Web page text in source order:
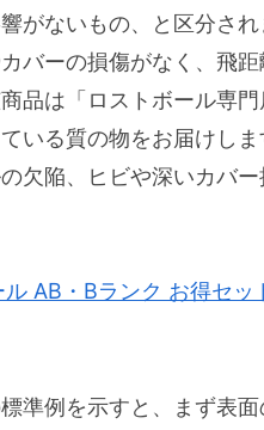
がないもの、と区分さ
バーの損傷がなく、飛
品は「ロストボール専
いる質の物をお届けし
欠陥、ヒビや深いカバ
AB・Bランク お得セッ
準例を示すと、まず表